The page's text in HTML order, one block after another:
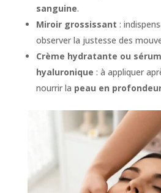
sanguine.
Miroir grossissant :
observer la justesse des
Crème hydratante ou sérum
hyaluronique : à appliquer
nourrir la peau en